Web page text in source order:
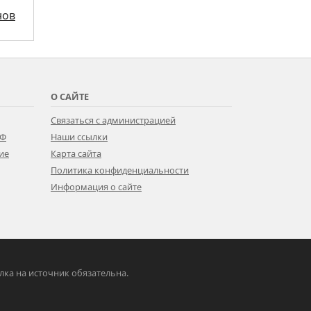
О САЙТЕ
Связаться с администрацией
Наши ссылки
Карта сайта
Политика конфиденциальности
Информация о сайте
на источник обязательна.